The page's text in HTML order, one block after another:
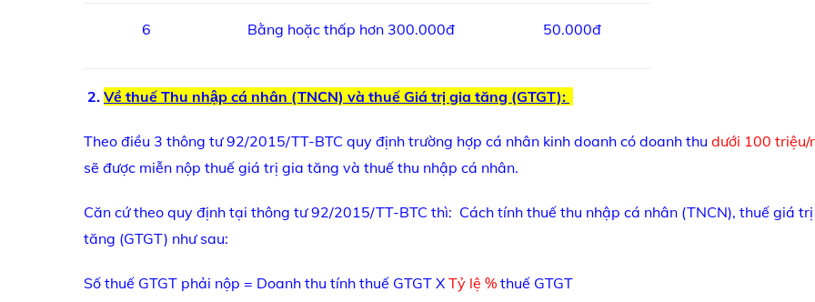
6 Bằng hoặc thấp hơn 300.000đ 50.000đ
2. Về thuế Thu nhập cá nhân (TNCN) và thuế Giá trị gia tăng (GTGT):
Theo điều 3 thông tư 92/2015/TT-BTC quy định trường hợp cá nhân kinh doanh có doanh thu dưới 100 triệu/
sẽ được miễn nộp thuế giá trị gia tăng và thuế thu nhập cá nhân.
Căn cứ theo quy định tại thông tư 92/2015/TT-BTC thì: Cách tính thuế thu nhập cá nhân (TNCN), thuế giá
tăng (GTGT) như sau:
Số thuế GTGT phải nộp = Doanh thu tính thuế GTGT X Tỷ lệ % thuế GTGT